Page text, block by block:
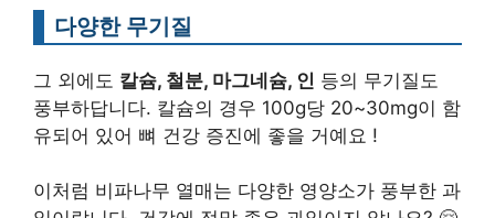
다양한 무기질
그 외에도 칼슘, 철분, 마그네슘, 인 등의 무기질도
풍부하답니다. 칼슘의 경우 100g당 20~30mg이 함
유되어 있어 뼈 건강 증진에 좋을 거예요 !
이처럼 비파나무 열매는 다양한 영양소가 풍부한 과